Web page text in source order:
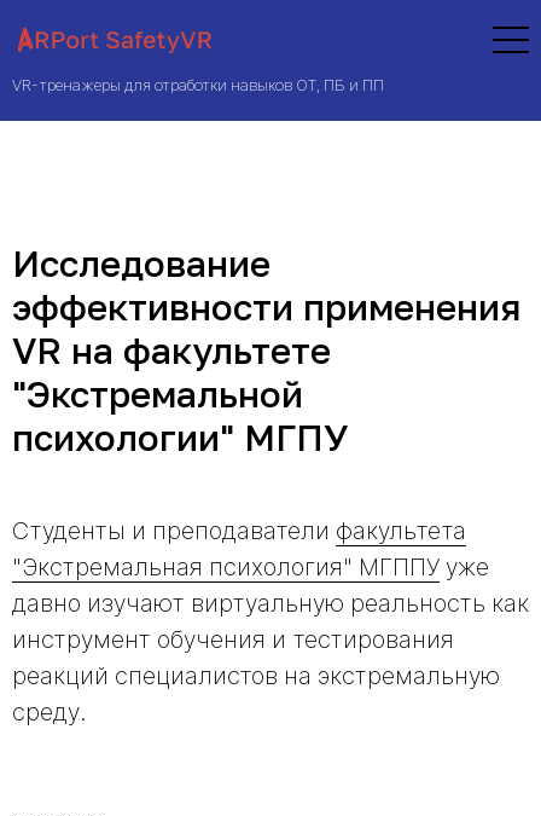
VR-тренажеры для отработки навыков ОТ, ПБ и ПП
Исследование
эффективности применения
VR на факультете
"Экстремальной
психологии" МГПУ
Студенты и преподаватели факультета
"Экстремальная психология" МГППУ уже
давно изучают виртуальную реальность как
инструмент обучения и тестирования
реакций специалистов на экстремальную
среду.